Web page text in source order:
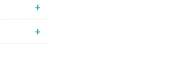
+
+